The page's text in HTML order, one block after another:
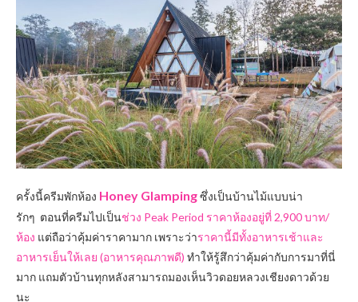
ครั้งนี้ครีมพักห้อง Honey Glampingซึ่งเป็นบ้านไม้แบบน่า
รักๆ ตอนที่ครีมไปเป็นช่วง Peak Period ราคาห้องอยู่ที่ 2,900 บาท/
ห้อง แต่ถือว่าคุ้มค่าราคามาก เพราะว่าราคานี้มีทั้งอาหารเช้าและ
อาหารเย็นให้เลย (อาหารคุณภาพดี) ทำให้รู้สึกว่าคุ้มค่ากับการมาที่นี่
มาก แถมตัวบ้านทุกหลังสามารถมองเห็นวิวดอยหลวงเชียงดาวด้วย
นะ